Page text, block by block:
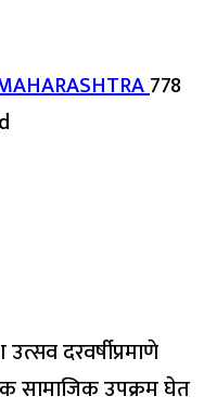
778
दरवर्षीप्रमाणे
सामाजिक उपक्रम घेत